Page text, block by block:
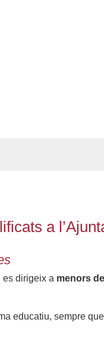
a
dirigeix a menors
educatiu, sempre